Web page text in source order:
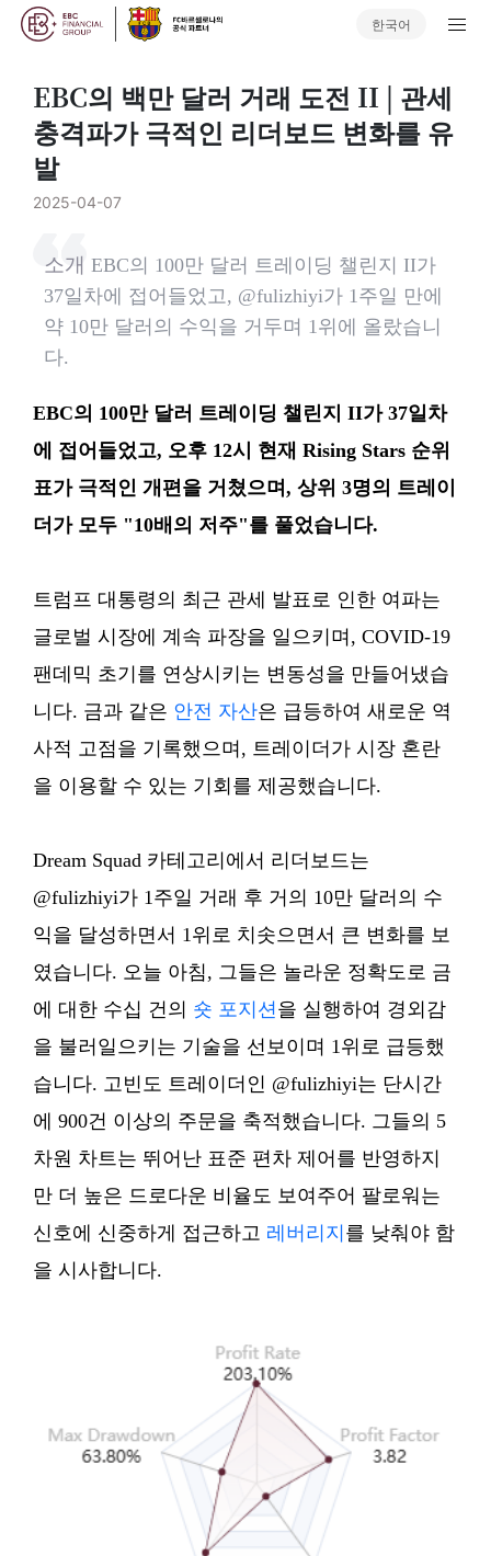
한국어
EBC의 백만 달러 거래 도전 II | 관세
충격파가 극적인 리더보드 변화를 유
발
2025-04-07
소개 EBC의 100만 달러 트레이딩 챌린지 II가
37일차에 접어들었고, @fulizhiyi가 1주일 만에
약 10만 달러의 수익을 거두며 1위에 올랐습니
다.
EBC의 100만 달러 트레이딩 챌린지 II가 37일차
에 접어들었고, 오후 12시 현재 Rising Stars 순위
표가 극적인 개편을 거쳤으며, 상위 3명의 트레이
더가 모두 "10배의 저주"를 풀었습니다.
트럼프 대통령의 최근 관세 발표로 인한 여파는
글로벌 시장에 계속 파장을 일으키며, COVID-19
팬데믹 초기를 연상시키는 변동성을 만들어냈습
니다. 금과 같은 안전 자산은 급등하여 새로운 역
사적 고점을 기록했으며, 트레이더가 시장 혼란
을 이용할 수 있는 기회를 제공했습니다.
Dream Squad 카테고리에서 리더보드는
@fulizhiyi가 1주일 거래 후 거의 10만 달러의 수
익을 달성하면서 1위로 치솟으면서 큰 변화를 보
였습니다. 오늘 아침, 그들은 놀라운 정확도로 금
에 대한 수십 건의 숏 포지션을 실행하여 경외감
을 불러일으키는 기술을 선보이며 1위로 급등했
습니다. 고빈도 트레이더인 @fulizhiyi는 단시간
에 900건 이상의 주문을 축적했습니다. 그들의 5
차원 차트는 뛰어난 표준 편차 제어를 반영하지
만 더 높은 드로다운 비율도 보여주어 팔로워는
신호에 신중하게 접근하고 레버리지 를 낮춰야 함
을 시사합니다.